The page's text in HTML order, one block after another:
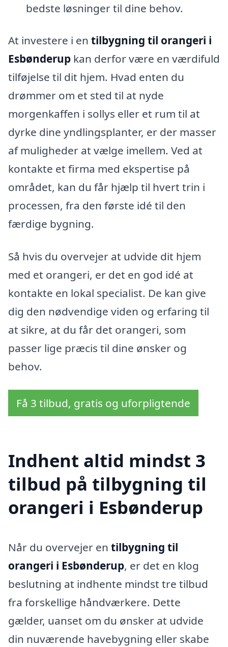
bedste løsninger til dine behov.
At investere i en tilbygning til orangeri i
Esbønderup kan derfor være en værdifuld
tilføjelse til dit hjem. Hvad enten du
drømmer om et sted til at nyde
morgenkaffen i sollys eller et rum til at
dyrke dine yndlingsplanter, er der masser
af muligheder at vælge imellem. Ved at
kontakte et firma med ekspertise på
området, kan du får hjælp til hvert trin i
processen, fra den første idé til den
færdige bygning.
Så hvis du overvejer at udvide dit hjem
med et orangeri, er det en god idé at
kontakte en lokal specialist. De kan give
dig den nødvendige viden og erfaring til
at sikre, at du får det orangeri, som
passer lige præcis til dine ønsker og
behov.
Få 3 tilbud, gratis og uforpligtende
Indhent altid mindst 3
tilbud på tilbygning til
orangeri i Esbønderup
Når du overvejer en tilbygning til
orangeri i Esbønderup, er det en klog
beslutning at indhente mindst tre tilbud
fra forskellige håndværkere. Dette
gælder, uanset om du ønsker at udvide
din nuværende havebygning eller skabe